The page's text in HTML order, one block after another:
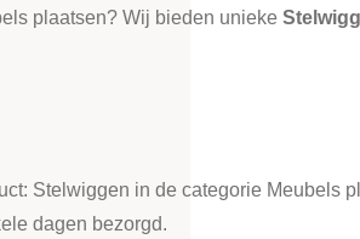
plaatsen? Wij bieden unieke
Stelwiggen in de categorie Meubels
dagen bezorgd.